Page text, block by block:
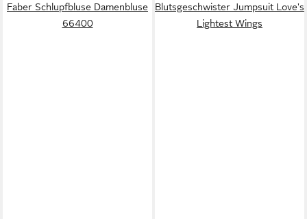
Faber Schlupfbluse Damenbluse
66400
Blutsgeschwister Jumpsuit Love's
Lightest Wings